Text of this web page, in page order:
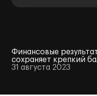
Финансовые
сохраняет крепкий
31 августа 2023